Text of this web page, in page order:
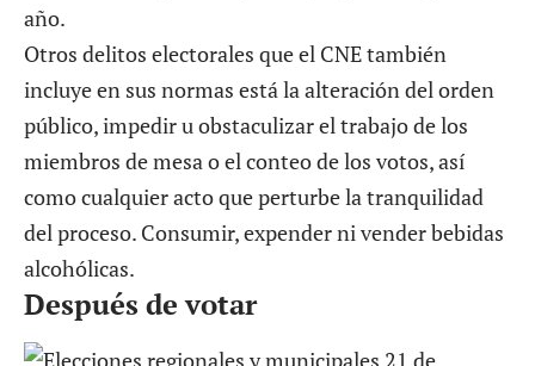
año.
Otros delitos electorales que el CNE también
incluye en sus normas está la alteración del orden
público, impedir u obstaculizar el trabajo de los
miembros de mesa o el conteo de los votos, así
como cualquier acto que perturbe la tranquilidad
del proceso. Consumir, expender ni vender bebidas
alcohólicas.
Después de votar